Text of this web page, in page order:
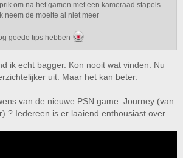
om na het gamen met een kameraad stapels
neem de moeite al niet meer
goede tips hebben
ik echt bagger. Kon nooit wat vinden. Nu
uit. Maar het kan beter.
van de nieuwe PSN game: Journey (van
? Iedereen is er laaiend enthousiast over.